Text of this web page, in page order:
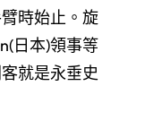
時始止。旋
日本)領事等
就是永垂史